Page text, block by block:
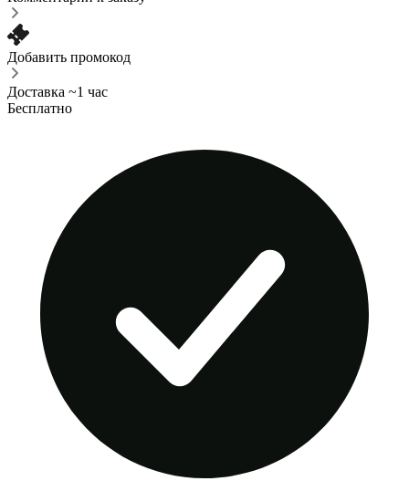
Добавить промокод
Доставка ~1 час
Бесплатно